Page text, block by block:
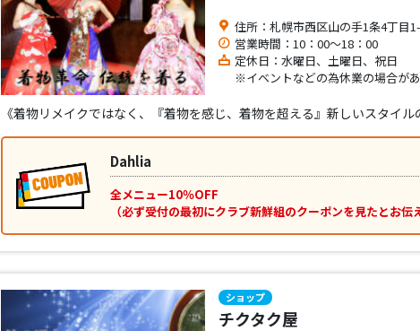
住所：札幌市西区山の手1条4丁目
営業時間：10：00～18：00
定休日：水曜日、土曜日、祝日
※イベントなどの為休業の場合が
《着物リメイクではなく、『着物を感じ、着物を超える』新しいスタイル
Dahlia
全メニュー10％OFF
（必ず受付の最初にクラブ新鮮組のクーポンを見たとお伝
ショップ
チクタク屋